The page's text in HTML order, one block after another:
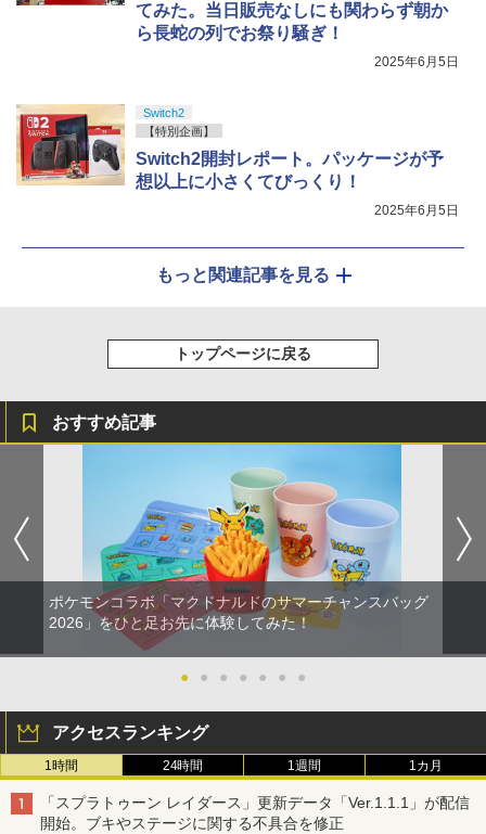
てみた。当日販売なしにも関わらず朝か
ら長蛇の列でお祭り騒ぎ！
2025年6月5日
Switch2
【特別企画】
Switch2開封レポート。パッケージが予
想以上に小さくてびっくり！
2025年6月5日
もっと関連記事を見る
トップページに戻る
おすすめ記事
ポケモンコラボ「マクドナルドのサマーチャンスバッグ
2026」をひと足お先に体験してみた！
● ● ● ● ● ● ●
アクセスランキング
1時間 24時間 1週間 1カ月
「スプラトゥーン レイダース」更新データ「Ver.1.1.1」が配信
開始。ブキやステージに関する不具合を修正